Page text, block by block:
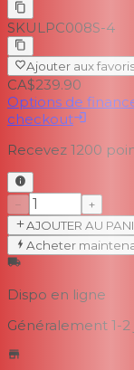
SKU LPC008S-4
Ajouter aux
CA$239.90
Options de
checkout
Recevez 1200
−
+
AJOUTER AU
Acheter
Dispo en ligne
Généralement 1-2